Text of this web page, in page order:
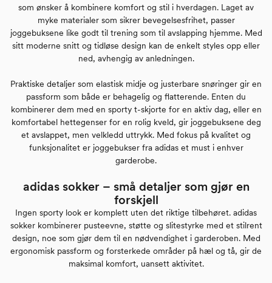
som ønsker å kombinere komfort og stil i hverdagen. Laget av
myke materialer som sikrer bevegelsesfrihet, passer
joggebuksene like godt til trening som til avslapping hjemme. Med
sitt moderne snitt og tidløse design kan de enkelt styles opp eller
ned, avhengig av anledningen.
Praktiske detaljer som elastisk midje og justerbare snøringer gir en
passform som både er behagelig og flatterende. Enten du
kombinerer dem med en sporty t-skjorte for en aktiv dag, eller en
komfortabel hettegenser for en rolig kveld, gir joggebuksene deg
et avslappet, men velkledd uttrykk. Med fokus på kvalitet og
funksjonalitet er joggebukser fra adidas et must i enhver
garderobe.
adidas sokker – små detaljer som gjør en
forskjell
Ingen sporty look er komplett uten det riktige tilbehøret. adidas
sokker kombinerer pusteevne, støtte og slitestyrke med et stilrent
design, noe som gjør dem til en nødvendighet i garderoben. Med
ergonomisk passform og forsterkede områder på hæl og tå, gir de
maksimal komfort, uansett aktivitet.